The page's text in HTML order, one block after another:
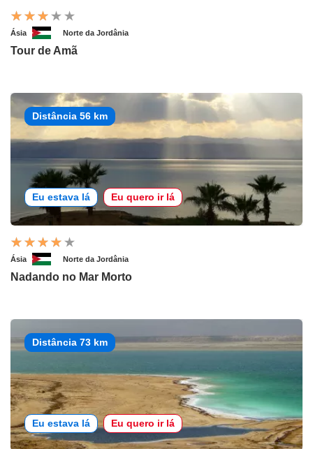
Ásia Norte da Jordânia
Tour de Amã
Distância 56 km
Eu estava lá Eu quero ir lá
Ásia Norte da Jordânia
Nadando no Mar Morto
Distância 73 km
Eu estava lá Eu quero ir lá